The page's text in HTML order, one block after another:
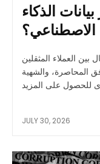
الذكاء
الاصطناعي؟
العملاء المثقلين
المحاصرة، والشهية
JULY 30, 2026